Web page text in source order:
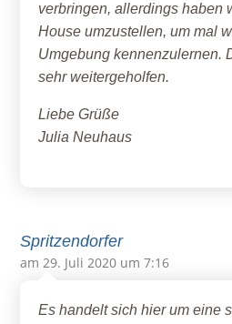
verbringen, allerdings haben
House umzustellen, um mal
Umgebung kennenzulernen.
sehr weitergeholfen.
Liebe Grüße
Julia Neuhaus
Spritzendorfer
am 29. Juli 2020 um 7:16
Es handelt sich hier um eine